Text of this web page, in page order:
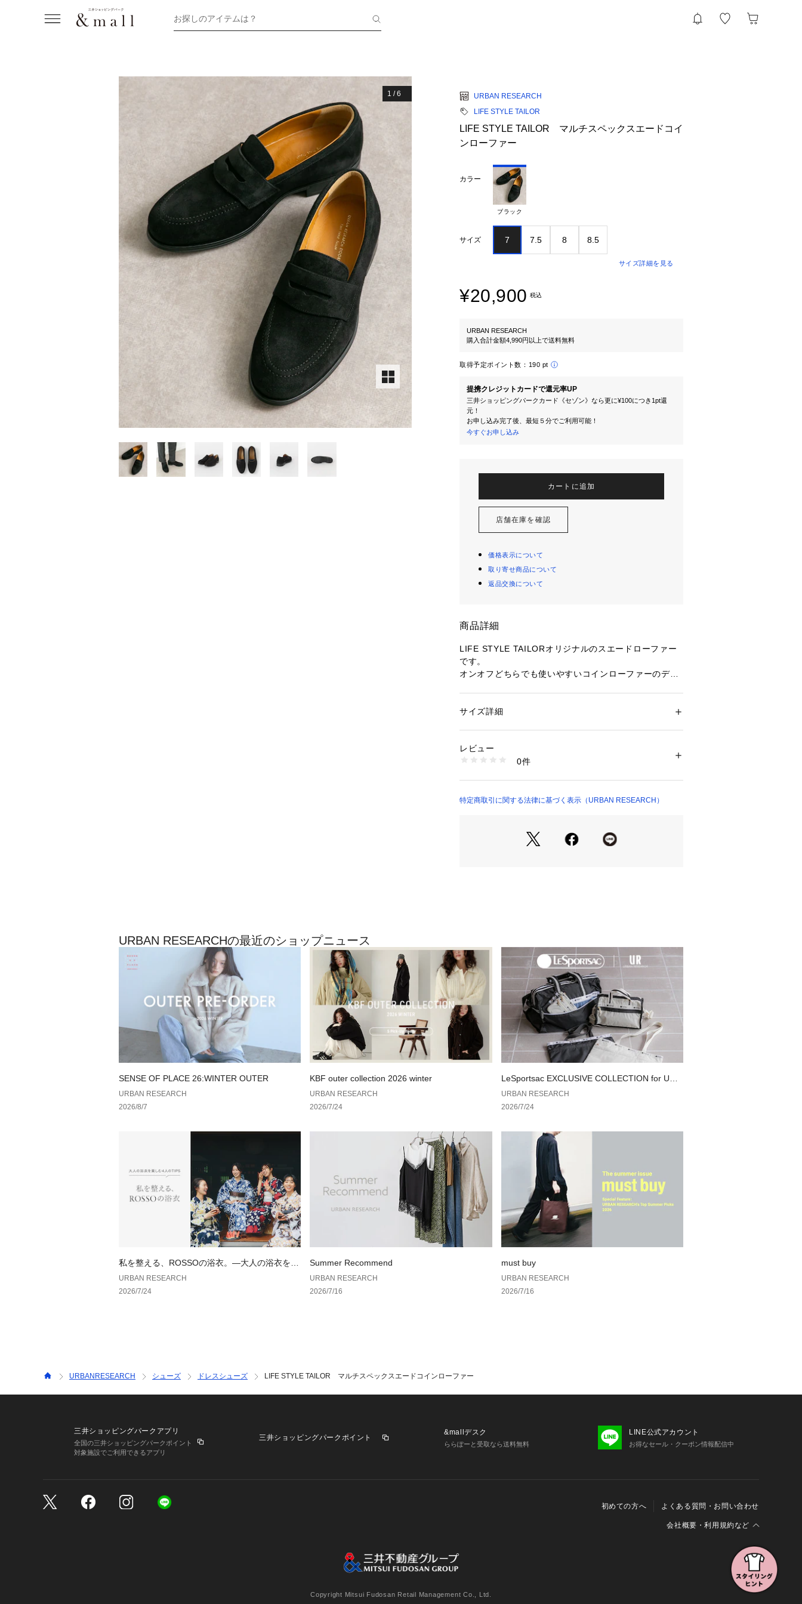
お探しのアイテムは？
1 /6
URBAN RESEARCH
LIFE STYLE TAILOR
LIFE STYLE TAILOR マルチスペックスエードコイ
ンローファー
カラー
ブラック
サイズ 7 7.5 8 8.5
サイズ詳細を見る
¥20,900 税込
URBAN RESEARCH
購入合計金額4,990円以上で送料無料
取得予定ポイント数： 190 pt
提携クレジットカードで還元率UP
三井ショッピングパークカード《セゾン》なら更に¥100につき1pt還
元！
お申し込み完了後、最短５分でご利用可能！
今すぐお申し込み
カートに追加
店舗在庫を確認
価格表示について
取り寄せ商品について
返品交換について
商品詳細
LIFE STYLE TAILORオリジナルのスエードローファー
です。
オンオフどちらでも使いやすいコインローファーのデザ
とで非常に柔らかくクッションがありグリップ力も兼ね
踵部と履き口周りのクッション仕様で長時間履いていて
も疲れづらく快適な履き心地で、ビジネスだけではなく
【LIFE STYLE TAILOR / ライフスタイルテイラー】
日々の暮らしの一部であるビジネスライフにおいても、
※サイズ詳細は、当社が独自で計測したサイズです。予
めご了承ください。
※靴箱破損につきましては、商品に不良が無い場合に限
り出荷させていただいております。予めご了承くださ
い。
重量(片足) : 約440g
※商品画像は、光の当たり具合やパソコンなどの閲覧環
境により、実際の色味と異なって見える場合がございま
す。予めご了承ください。
お気に入り登録された商品は、マイページにて現在の価
格情報や在庫状況の確認が可能です。
お買い物リストの管理にぜひご利用ください。
性別：メンズ
洗濯：-
※詳しい洗濯方法については、商品の品質表示タグをご覧くださ
商品番号：1650000133217 （モール）
サイズ詳細
レビュー
0件
特定商取引に関する法律に基づく表示（URBAN RESEARCH）
URBAN RESEARCHの最近のショップニュース
SENSE OF PLACE 26:WINTER OUTER
URBAN RESEARCH
2026/8/7
KBF outer collection 2026 winter
URBAN RESEARCH
2026/7/24
LeSportsac EXCLUSIVE COLLECTION for URB
AN RESEARCH
URBAN RESEARCH
2026/7/24
私を整える、ROSSOの浴衣。—大人の浴衣を楽
しむ、4人のTIPS—
URBAN RESEARCH
2026/7/24
Summer Recommend
URBAN RESEARCH
2026/7/16
must buy
URBAN RESEARCH
2026/7/16
URBANRESEARCH シューズ ドレスシューズ LIFE STYLE TAILOR マルチスペックスエードコインローファー
三井ショッピングパークアプリ
全国の三井ショッピングパークポイント
対象施設でご利用できるアプリ
三井ショッピングパークポイント
&mallデスク
ららぽーと受取なら送料無料
LINE公式アカウント
お得なセール・クーポン情報配信中
初めての方へ よくある質問・お問い合わせ
会社概要・利用規約など
特定商取引に関する法律に基づく表示
個人情報保護方針 個人情報の取り扱いについて
Cookieおよびアクセスログについて
三井不動産グループ ソーシャルメディアガイドライン
Copyright Mitsui Fudosan Retail Management Co., Ltd.